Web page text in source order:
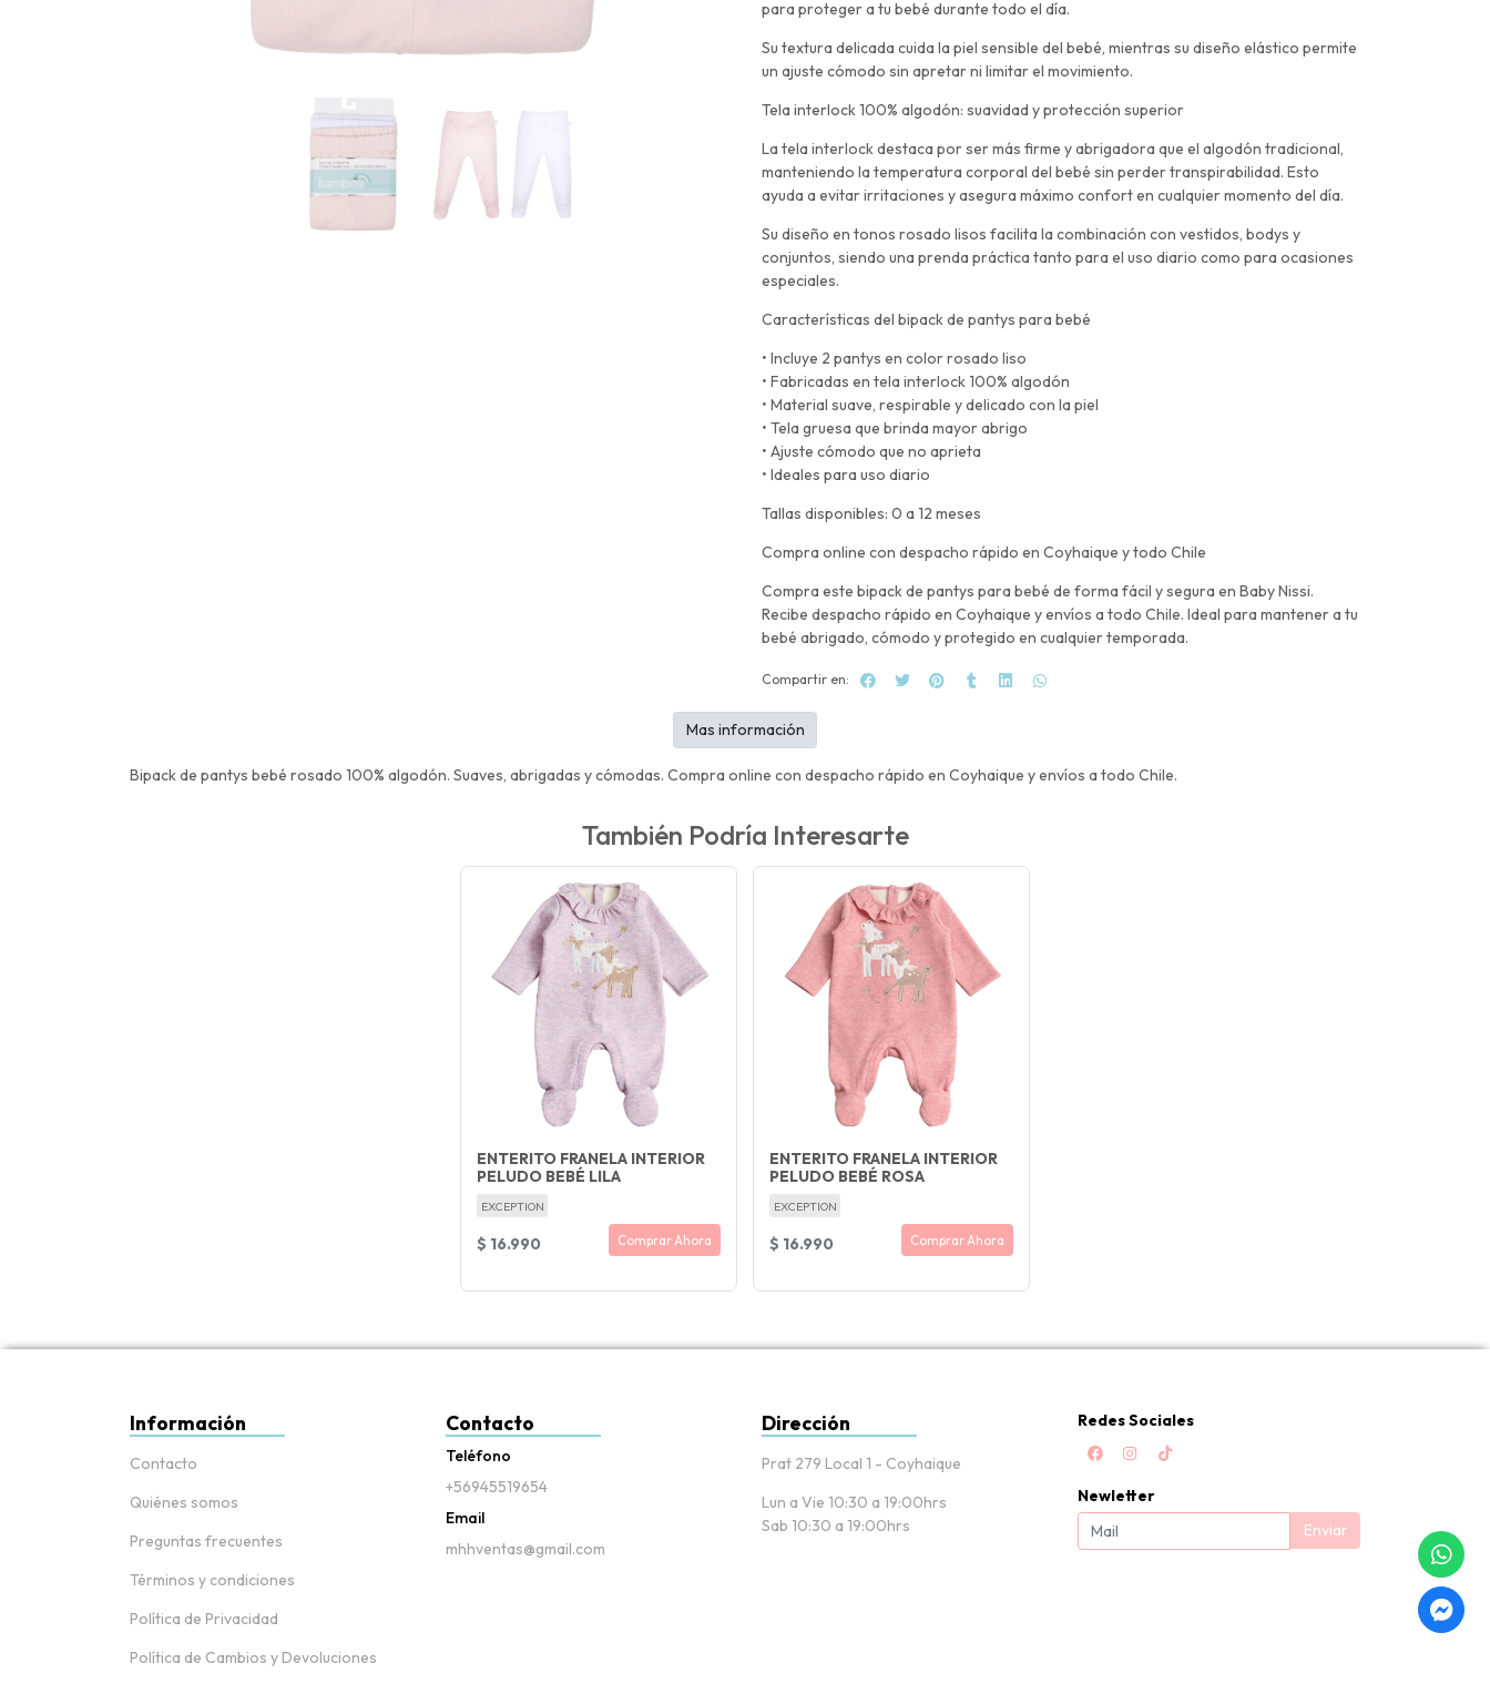
para proteger a tu bebé durante todo el día.
Su textura delicada cuida la piel sensible del bebé, mientras su diseño elástico permite
un ajuste cómodo sin apretar ni limitar el movimiento.
Tela interlock 100% algodón: suavidad y protección superior
La tela interlock destaca por ser más firme y abrigadora que el algodón tradicional,
manteniendo la temperatura corporal del bebé sin perder transpirabilidad. Esto
ayuda a evitar irritaciones y asegura máximo confort en cualquier momento del día.
Su diseño en tonos rosado lisos facilita la combinación con vestidos, bodys y
conjuntos, siendo una prenda práctica tanto para el uso diario como para ocasiones
especiales.
Características del bipack de pantys para bebé
• Incluye 2 pantys en color rosado liso
• Fabricadas en tela interlock 100% algodón
• Material suave, respirable y delicado con la piel
• Tela gruesa que brinda mayor abrigo
• Ajuste cómodo que no aprieta
• Ideales para uso diario
Tallas disponibles: 0 a 12 meses
Compra online con despacho rápido en Coyhaique y todo Chile
Compra este bipack de pantys para bebé de forma fácil y segura en Baby Nissi.
Recibe despacho rápido en Coyhaique y envíos a todo Chile. Ideal para mantener a tu
bebé abrigado, cómodo y protegido en cualquier temporada.
Compartir en:
Bipack de pantys bebé rosado 100% algodón. Suaves, abrigadas y cómodas. Compra online con despacho rápido en Coyhaique y envíos a todo Chile.
Mas información
También Podría Interesarte
ENTERITO FRANELA INTERIOR
PELUDO BEBÉ LILA
EXCEPTION
$ 16.990 Comprar Ahora
ENTERITO FRANELA INTERIOR
PELUDO BEBÉ ROSA
EXCEPTION
$ 16.990 Comprar Ahora
Información
Contacto
Quiénes somos
Preguntas frecuentes
Términos y condiciones
Política de Privacidad
Política de Cambios y Devoluciones
Contacto
Teléfono
+56945519654
Email
mhhventas@gmail.com
Dirección
Prat 279 Local 1 - Coyhaique
Lun a Vie 10:30 a 19:00hrs
Sab 10:30 a 19:00hrs
Redes Sociales
Newletter
Enviar